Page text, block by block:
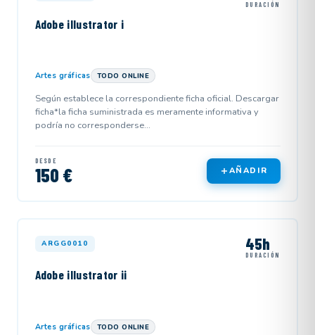
DURACIÓN
Adobe illustrator i
Artes gráficas TODO ONLINE
Según establece la correspondiente ficha oficial. Descargar
ficha*la ficha suministrada es meramente informativa y
podría no corresponderse...
DESDE
150 € AÑADIR
ARGG0010 45h
DURACIÓN
Adobe illustrator ii
Artes gráficas TODO ONLINE